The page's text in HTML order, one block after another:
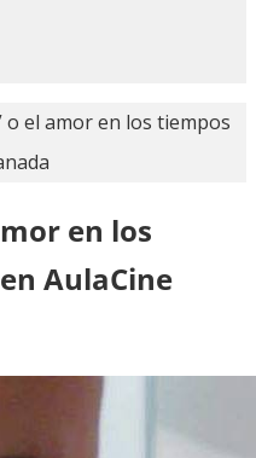
o el amor en los tiempos
en los
AulaCine